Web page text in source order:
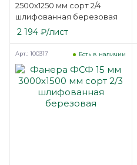
2500х1250 мм сорт 2/4
шлифованная березовая
2 194 ₽/лист
Есть в наличии
Арт.: 100317